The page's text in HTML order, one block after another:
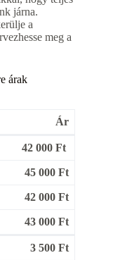
járna.
a
meg a
árak
Ár
42 000 Ft
45 000 Ft
42 000 Ft
43 000 Ft
3 500 Ft